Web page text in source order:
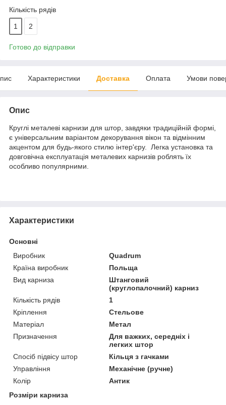
Кількість рядів
1 2
Готово до відправки
Характеристики Доставка Оплата Умови
Опис
Круглі металеві карнизи для штор, завдяки традиційній формі,
є універсальним варіантом декорування вікон та відмінним
акцентом для будь-якого стилю інтер'єру. Легка установка та
довговічна експлуатація металевих карнизів роблять їх
особливо популярними.
Характеристики
Основні
Виробник
Quadrum
Країна виробник
Польща
Вид карниза
Штанговий
(круглопалочний) карниз
Кількість рядів
1
Кріплення
Стельове
Матеріал
Метал
Призначення
Для важких, середніх і
легких штор
Спосіб підвісу штор
Кільця з гачками
Управління
Механічне (ручне)
Колір
Антик
Розміри карниза